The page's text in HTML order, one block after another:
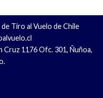
Tiro al Vuelo de Chile
Cruz 1176 Ofc. 301, Ñuñoa,